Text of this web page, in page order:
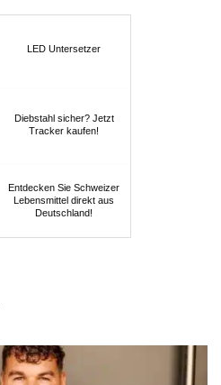
LED Untersetzer
Diebstahl sicher? Jetzt
Tracker kaufen!
Entdecken Sie Schweizer
Lebensmittel direkt aus
Deutschland!